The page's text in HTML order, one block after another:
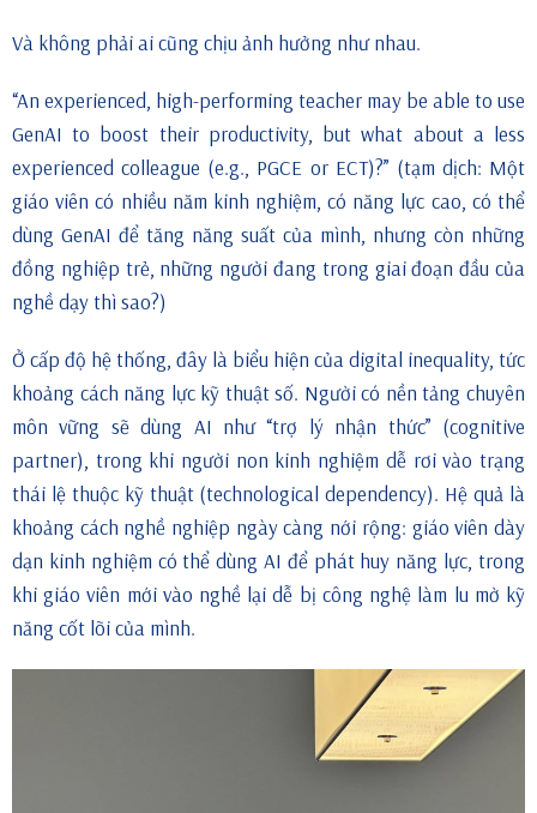
Và không phải ai cũng chịu ảnh hưởng như nhau.
“An experienced, high-performing teacher may be able to use
GenAI to boost their productivity, but what about a less
experienced colleague (e.g., PGCE or ECT)?” (tạm dịch: Một
giáo viên có nhiều năm kinh nghiệm, có năng lực cao, có thể
dùng GenAI để tăng năng suất của mình, nhưng còn những
đồng nghiệp trẻ, những người đang trong giai đoạn đầu của
nghề dạy thì sao?)
Ở cấp độ hệ thống, đây là biểu hiện của digital inequality, tức
khoảng cách năng lực kỹ thuật số. Người có nền tảng chuyên
môn vững sẽ dùng AI như “trợ lý nhận thức” (cognitive
partner), trong khi người non kinh nghiệm dễ rơi vào trạng
thái lệ thuộc kỹ thuật (technological dependency). Hệ quả là
khoảng cách nghề nghiệp ngày càng nới rộng: giáo viên dày
dạn kinh nghiệm có thể dùng AI để phát huy năng lực, trong
khi giáo viên mới vào nghề lại dễ bị công nghệ làm lu mờ kỹ
năng cốt lõi của mình.